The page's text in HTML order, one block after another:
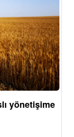
yönetişime